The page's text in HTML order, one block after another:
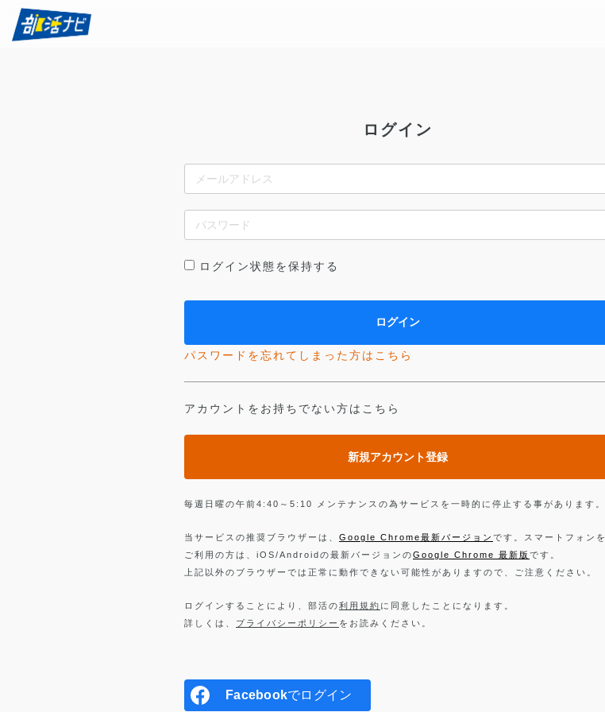
ログイン
ログイン状態を保持する
パスワードを忘れてしまった方はこちら
アカウントをお持ちでない方はこちら
新規アカウント登録
毎週日曜の午前4:40～5:10 メンテナンスの為サービスを一時的に停止する事があります。
当サービスの推奨ブラウザーは、 Google Chrome最新バージョン です。スマートフォンを
ご利用の方は、iOS/Androidの最新バージョンのGoogle Chrome 最新版 です。
上記以外のブラウザーでは正常に動作できない可能性がありますので、ご注意ください。
ログインすることにより、部活の利用規約 に同意したことになります。
詳しくは、 プライバシーポリシー をお読みください。
Facebookでログイン